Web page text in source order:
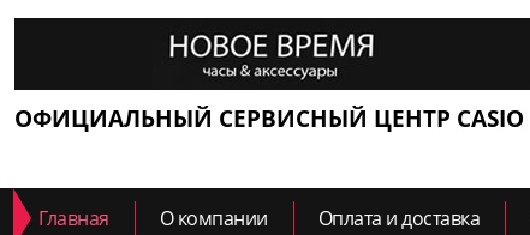
ОФИЦИАЛЬНЫЙ СЕРВИСНЫЙ ЦЕНТР CASIO
Главная О компании Оплата и доставка